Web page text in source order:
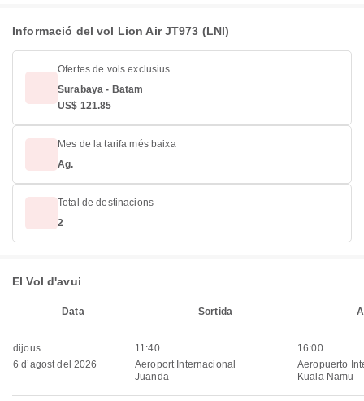
Informació del vol Lion Air JT973 (LNI)
Ofertes de vols exclusius
Surabaya - Batam
US$ 121.85
Mes de la tarifa més baixa
Ag.
Total de destinacions
2
El Vol d'avui
Data Sortida
dijous
6 d’agost del 2026
11:40
Aeroport Internacional
Juanda
16:00
Aeropuerto
Kuala Namu